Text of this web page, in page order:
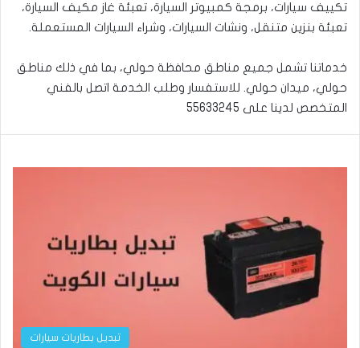
تكييف سيارات، برمجة كمبيوتر السيارة، تعبئة غاز مكيف السيارة،
تعبئة بنزين متنقل، ونشات السيارات، وشراء السيارات المستعملة.
خدماتنا تشمل جميع مناطق محافظة حولي، بما في ذلك مناطق
حولي، ميدان حولي. للاستفسار وطلب الخدمة اتصل بالفني
المتخصص لدينا على 55633245
تبديل بطاريات سيارات